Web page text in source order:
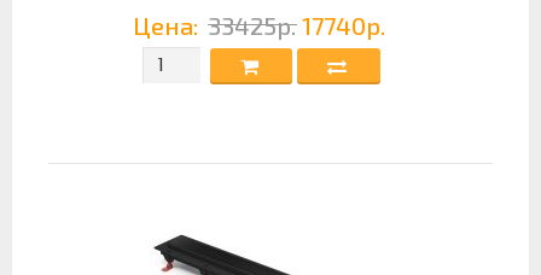
Цена: 33425р. 17740р.